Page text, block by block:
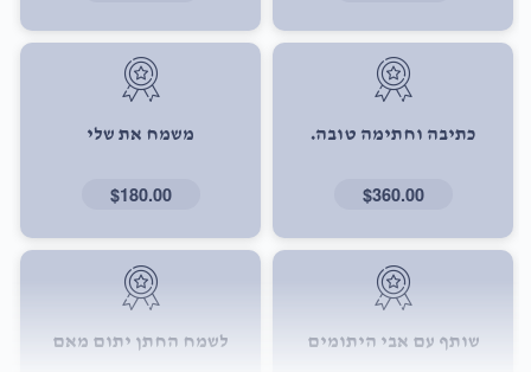
כתיבה וחתימה טובה.
$360.00
משמח את שלי
$180.00
שותף עם אבי היתומים לשמח החתן יתום מאם